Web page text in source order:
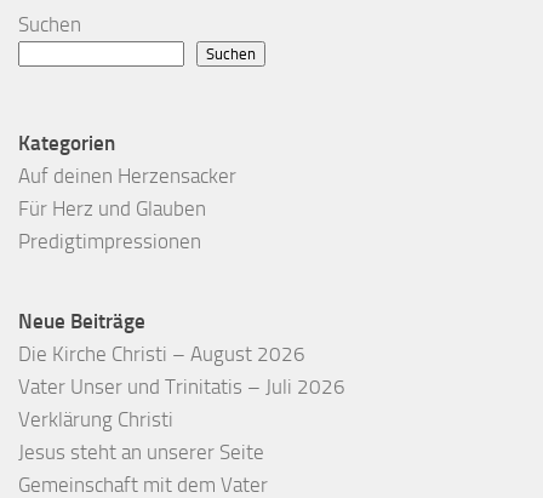
Suchen
Suchen
Kategorien
Auf deinen Herzensacker
Für Herz und Glauben
Predigtimpressionen
Neue Beiträge
Die Kirche Christi – August 2026
Vater Unser und Trinitatis – Juli 2026
Verklärung Christi
Jesus steht an unserer Seite
Gemeinschaft mit dem Vater